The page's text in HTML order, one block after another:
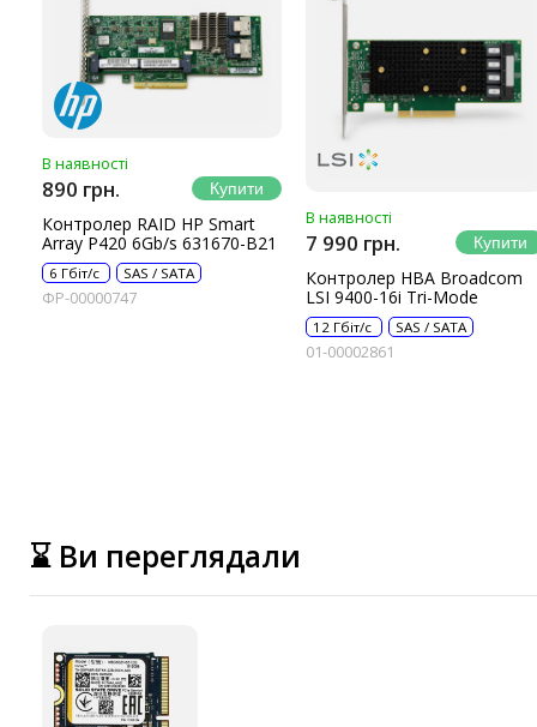
В наявності
890 грн.
Контролер RAID HP Smart
Array P420 6Gb/s 631670-B21
6 Гбіт/с SAS / SATA
ФР-00000747
В наявності
7 990 грн.
Контролер HBA Broadcom
LSI 9400-16i Tri-Mode
12 Гбіт/с SAS / SATA
01-00002861
⌛ Ви переглядали